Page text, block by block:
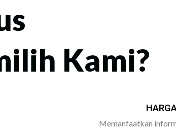
Kami?
Memanfaatkan